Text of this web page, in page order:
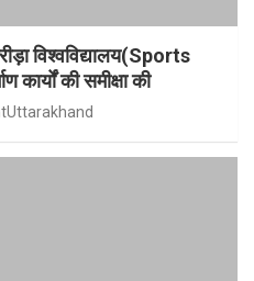
विश्वविद्यालय(Sports
कार्यों की समीक्षा की